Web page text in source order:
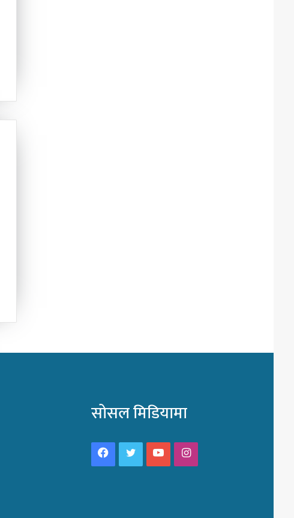
सोसल मिडियामा
FacebookTwitterYouTubeInstagram